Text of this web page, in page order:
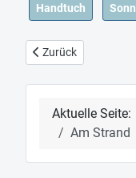
Handtuch
Vorheriger Beitrag:
Zurück
Aktuelle Seite:
Am Strand